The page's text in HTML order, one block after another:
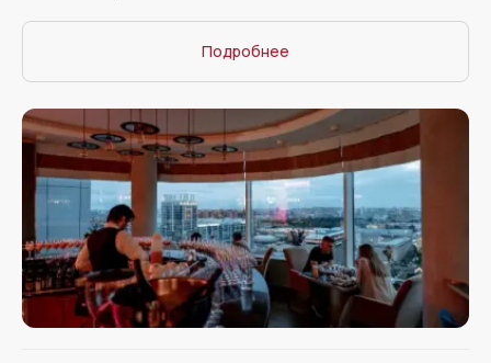
Подробнее